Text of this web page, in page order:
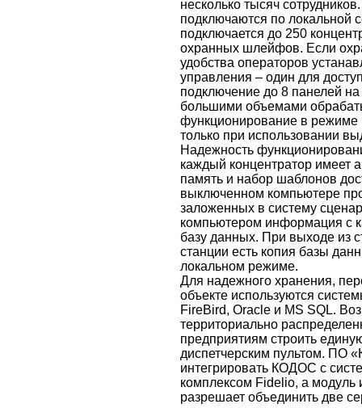
несколько тысяч
подключаются по локальной
подключается до 250
охранных шлейфов. Если
удобства операторов
управления – один для
подключение до 8 панелей
большими объемами
функционирование в
только при использовании
Надежность
каждый концентратор имеет
память и набор шаблонов
выключенном компьютере
заложенных в систему
компьютером информация с
базу данных. При выходе из
станции есть копия базы
локальном режиме.
Для надежного хранения,
объекте используются
FireBird, Oracle и MS SQL.
территориально
предприятиям строить
диспетчерским пультом. ПО
интегрировать КОДОС с
комплексом Fidelio, а модуль
разрешает объединить две